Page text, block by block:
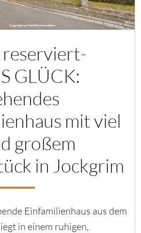
GLÜCK:
mit viel
großem
in Jockgrim
Einfamilienhaus aus dem
in einem ruhigen,